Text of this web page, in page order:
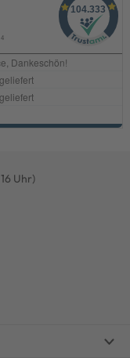
Uhr)